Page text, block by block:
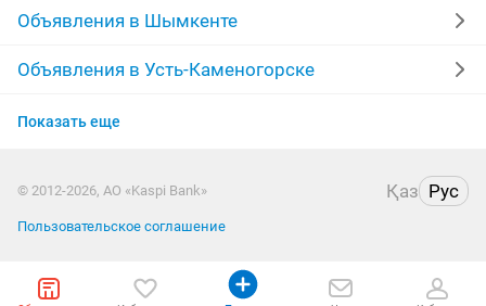
установка монтаж установка
установка телевизора установка гардин
ремонт установка
Объявления в Шымкенте
Объявления в Усть-Каменогорске
Объявления в Актобе
Объявления в Таразе
Объявления в Павлодаре
Показать еще
© 2012-2026, АО «Kaspi Bank» Қаз Рус
Пользовательское соглашение